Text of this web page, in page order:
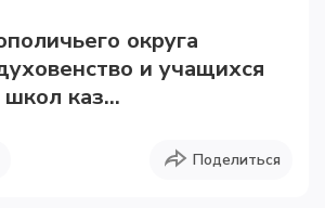
округа
и учащихся
каз...
Поделиться